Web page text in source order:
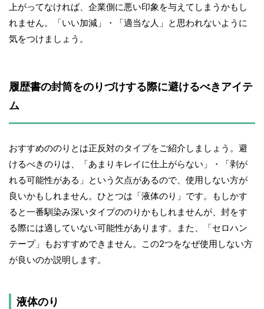
上がってなければ、企業側に悪い印象を与えてしまうかもし
れません。「いい加減」・「適当な人」と思われないように
気をつけましょう。
履歴書の封筒をのりづけする際に避けるべきアイテ
ム
おすすめののりとは正反対のタイプをご紹介しましょう。避
けるべきのりは、「あまりキレイに仕上がらない」・「剥が
れる可能性がある」という欠点があるので、使用しない方が
良いかもしれません。ひとつは「液体のり」です。もしかす
ると一番馴染み深いタイプののりかもしれませんが、封をす
る際には適していない可能性があります。また、「セロハン
テープ」もおすすめできません。この2つをなぜ使用しない方
が良いのか説明します。
液体のり